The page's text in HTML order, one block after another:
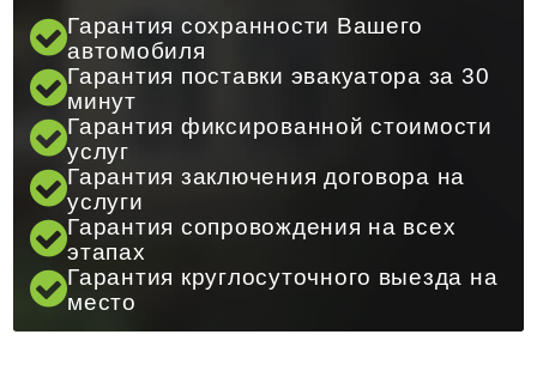
Гарантия сохранности Вашего
автомобиля
Гарантия поставки эвакуатора за 30
минут
Гарантия фиксированной стоимости
услуг
Гарантия заключения договора на
услуги
Гарантия сопровождения на всех
этапах
Гарантия круглосуточного выезда на
место